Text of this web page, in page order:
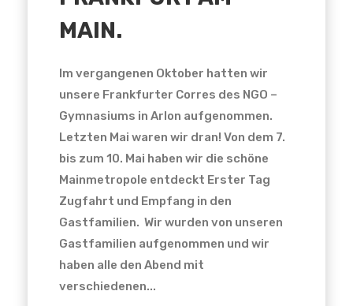
MAIN.
Im vergangenen Oktober hatten wir
unsere Frankfurter Corres des NGO –
Gymnasiums in Arlon aufgenommen.
Letzten Mai waren wir dran! Von dem 7.
bis zum 10. Mai haben wir die schöne
Mainmetropole entdeckt Erster Tag
Zugfahrt und Empfang in den
Gastfamilien. Wir wurden von unseren
Gastfamilien aufgenommen und wir
haben alle den Abend mit
verschiedenen...